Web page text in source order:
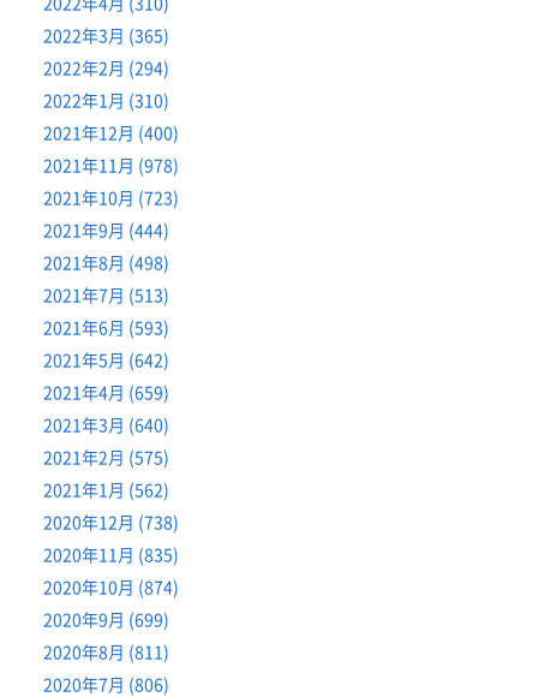
2022年3月 (365)
2022年2月 (294)
2022年1月 (310)
2021年12月 (400)
2021年11月 (978)
2021年10月 (723)
2021年9月 (444)
2021年8月 (498)
2021年7月 (513)
2021年6月 (593)
2021年5月 (642)
2021年4月 (659)
2021年3月 (640)
2021年2月 (575)
2021年1月 (562)
2020年12月 (738)
2020年11月 (835)
2020年10月 (874)
2020年9月 (699)
2020年8月 (811)
2020年7月 (806)